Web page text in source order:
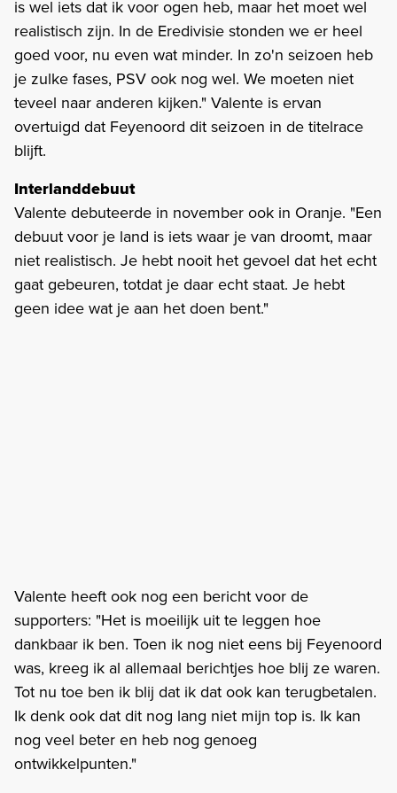
is wel iets dat ik voor ogen heb, maar het moet wel
realistisch zijn. In de Eredivisie stonden we er heel
goed voor, nu even wat minder. In zo'n seizoen heb
je zulke fases, PSV ook nog wel. We moeten niet
teveel naar anderen kijken." Valente is ervan
overtuigd dat Feyenoord dit seizoen in de titelrace
blijft.
Interlanddebuut
Valente debuteerde in november ook in Oranje. "Een
debuut voor je land is iets waar je van droomt, maar
niet realistisch. Je hebt nooit het gevoel dat het echt
gaat gebeuren, totdat je daar echt staat. Je hebt
geen idee wat je aan het doen bent."
Valente heeft ook nog een bericht voor de
supporters: "Het is moeilijk uit te leggen hoe
dankbaar ik ben. Toen ik nog niet eens bij Feyenoord
was, kreeg ik al allemaal berichtjes hoe blij ze waren.
Tot nu toe ben ik blij dat ik dat ook kan terugbetalen.
Ik denk ook dat dit nog lang niet mijn top is. Ik kan
nog veel beter en heb nog genoeg
ontwikkelpunten."